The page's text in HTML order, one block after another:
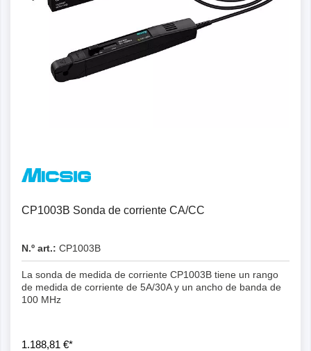
CP1003B Sonda de corriente CA/CC
N.º art.: CP1003B
La sonda de medida de corriente CP1003B tiene un rango
de medida de corriente de 5A/30A y un ancho de banda de
100 MHz
1.188,81 €*